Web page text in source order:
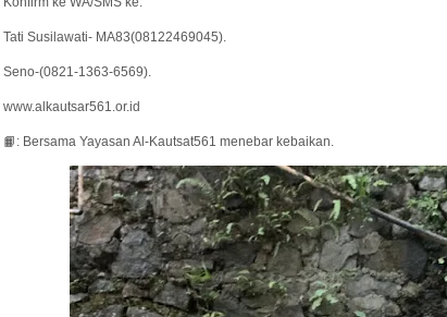
Tati Susilawati- MA83(08122469045).
Seno-(0821-1363-6569).
www.alkautsar561.or.id
📙: Bersama Yayasan Al-Kautsat561 menebar kebaikan.